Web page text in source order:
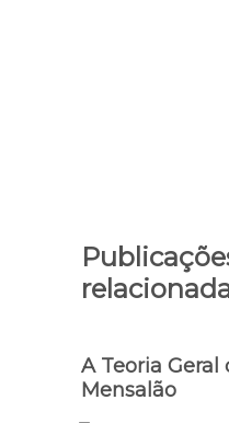
A Teoria Geral
Mensalão